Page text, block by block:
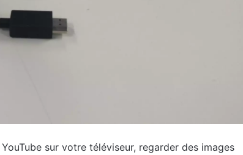
sur votre téléviseur, regarder des images